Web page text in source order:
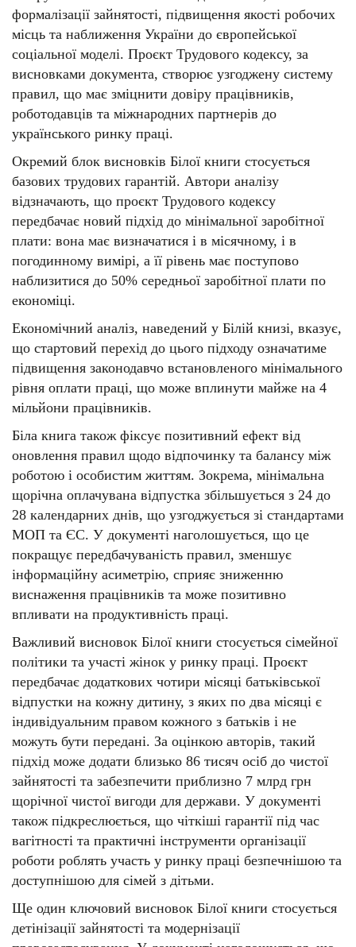
формалізації зайнятості, підвищення якості робочих
місць та наближення України до європейської
соціальної моделі. Проєкт Трудового кодексу, за
висновками документа, створює узгоджену систему
правил, що має зміцнити довіру працівників,
роботодавців та міжнародних партнерів до
українського ринку праці.
Окремий блок висновків Білої книги стосується
базових трудових гарантій. Автори аналізу
відзначають, що проєкт Трудового кодексу
передбачає новий підхід до мінімальної заробітної
плати: вона має визначатися і в місячному, і в
погодинному вимірі, а її рівень має поступово
наблизитися до 50% середньої заробітної плати по
економіці.
Економічний аналіз, наведений у Білій книзі, вказує,
що стартовий перехід до цього підходу означатиме
підвищення законодавчо встановленого мінімального
рівня оплати праці, що може вплинути майже на 4
мільйони працівників.
Біла книга також фіксує позитивний ефект від
оновлення правил щодо відпочинку та балансу між
роботою і особистим життям. Зокрема, мінімальна
щорічна оплачувана відпустка збільшується з 24 до
28 календарних днів, що узгоджується зі стандартами
МОП та ЄС. У документі наголошується, що це
покращує передбачуваність правил, зменшує
інформаційну асиметрію, сприяє зниженню
виснаження працівників та може позитивно
впливати на продуктивність праці.
Важливий висновок Білої книги стосується сімейної
політики та участі жінок у ринку праці. Проєкт
передбачає додаткових чотири місяці батьківської
відпустки на кожну дитину, з яких по два місяці є
індивідуальним правом кожного з батьків і не
можуть бути передані. За оцінкою авторів, такий
підхід може додати близько 86 тисяч осіб до чистої
зайнятості та забезпечити приблизно 7 млрд грн
щорічної чистої вигоди для держави. У документі
також підкреслюється, що чіткіші гарантії під час
вагітності та практичні інструменти організації
роботи роблять участь у ринку праці безпечнішою та
доступнішою для сімей з дітьми.
Ще один ключовий висновок Білої книги стосується
детінізації зайнятості та модернізації